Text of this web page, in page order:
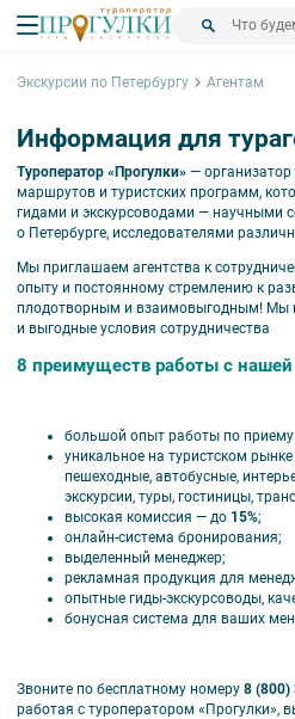
Экскурсии по Петербургу Агентам
Информация для
Туроператор «Прогулки» —
маршрутов и туристских программ,
гидами и экскурсоводами — научными
о Петербурге, исследователями
Мы приглашаем агентства к
опыту и постоянному стремлению к
плодотворным и взаимовыгодным! Мы
и выгодные условия сотрудничества
8 преимуществ работы с
большой опыт работы по приему
уникальное на туристском
пешеходные, автобусные,
экскурсии, туры, гостиницы,
высокая комиссия — до 15%;
онлайн-система бронирования;
выделенный менеджер;
рекламная продукция для
опытные гиды-экскурсоводы,
бонусная система для ваших
Звоните по бесплатному номеру 8 (800)
работая с туроператором «Прогулки»,